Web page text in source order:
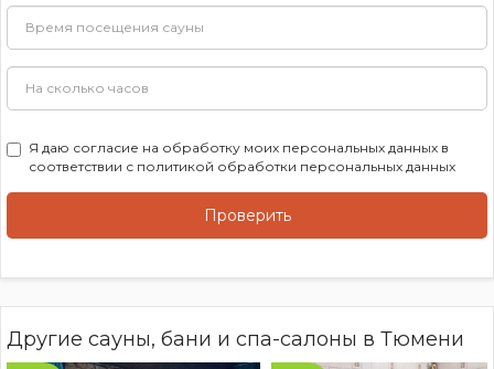
Если у Вас есть кальян вы можете его принести с собой за
доп. оплату 500р без ограничения во времени..
Вместимость сауны: 7 человек доплата свыше за каждого
чел. 100 руб.\ час (максимальная вместимость 12 чел. )
Доп услуги : Одноразовые тапочки 60 руб. Простынь 100
Я даю согласие на обработку моих персональных данных в
соответствии с политикой обработки персональных данных
Проверить
Другие сауны, бани и спа-салоны в Тюмени